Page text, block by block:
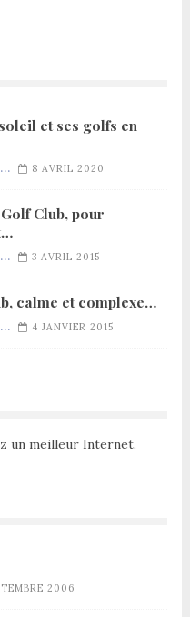
et ses golfs en
8 AVRIL 2020
Club, pour
3 AVRIL 2015
calme et complexe…
4 JANVIER 2015
2006